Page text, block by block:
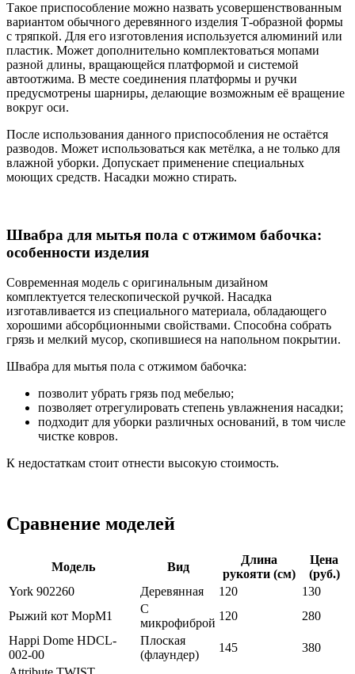
Такое приспособление можно назвать усовершенствованным
вариантом обычного деревянного изделия Т-образной формы
с тряпкой. Для его изготовления используется алюминий или
пластик. Может дополнительно комплектоваться мопами
разной длины, вращающейся платформой и системой
автоотжима. В месте соединения платформы и ручки
предусмотрены шарниры, делающие возможным её вращение
вокруг оси.
После использования данного приспособления не остаётся
разводов. Может использоваться как метёлка, а не только для
влажной уборки. Допускает применение специальных
моющих средств. Насадки можно стирать.
Швабра для мытья пола с отжимом бабочка:
особенности изделия
Современная модель с оригинальным дизайном
комплектуется телескопической ручкой. Насадка
изготавливается из специального материала, обладающего
хорошими абсорбционными свойствами. Способна собрать
грязь и мелкий мусор, скопившиеся на напольном покрытии.
Швабра для мытья пола с отжимом бабочка:
позволит убрать грязь под мебелью;
позволяет отрегулировать степень увлажнения насадки;
подходит для уборки различных оснований, в том числе
чистке ковров.
К недостаткам стоит отнести высокую стоимость.
Сравнение моделей
Модель Вид
Длина
рукояти (см)
Цена
(руб.)
York 902260
Деревянная 120
130
Рыжий кот MopM1
С
микрофиброй
120
280
Happi Dome HDCL-
002-00
Плоская
(флаундер)
145
380